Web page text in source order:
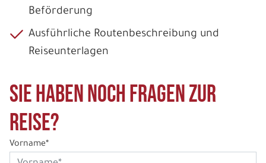
Beförderung
Ausführliche Routenbeschreibung und
Reiseunterlagen
Sie haben noch Fragen zur
Reise?
Vorname*